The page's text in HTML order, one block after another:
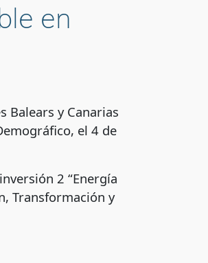
en
Balears y Canarias
el 4 de
2 “Energía
Transformación y